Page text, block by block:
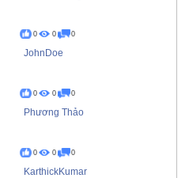
0 0 0
JohnDoe
0 0 0
Phương Thảo
0 0 0
KarthickKumar